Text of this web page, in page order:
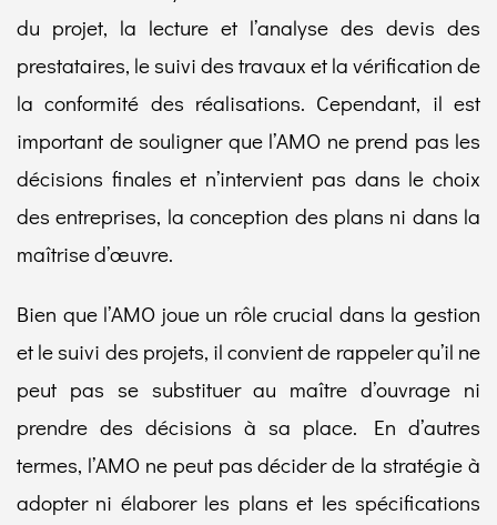
du projet, la lecture et l’analyse des devis des
prestataires, le suivi des travaux et la vérification de
la conformité des réalisations. Cependant, il est
important de souligner que l’AMO ne prend pas les
décisions finales et n’intervient pas dans le choix
des entreprises, la conception des plans ni dans la
maîtrise d’œuvre.
Bien que l’AMO joue un rôle crucial dans la gestion
et le suivi des projets, il convient de rappeler qu’il ne
peut pas se substituer au maître d’ouvrage ni
prendre des décisions à sa place. En d’autres
termes, l’AMO ne peut pas décider de la stratégie à
adopter ni élaborer les plans et les spécifications